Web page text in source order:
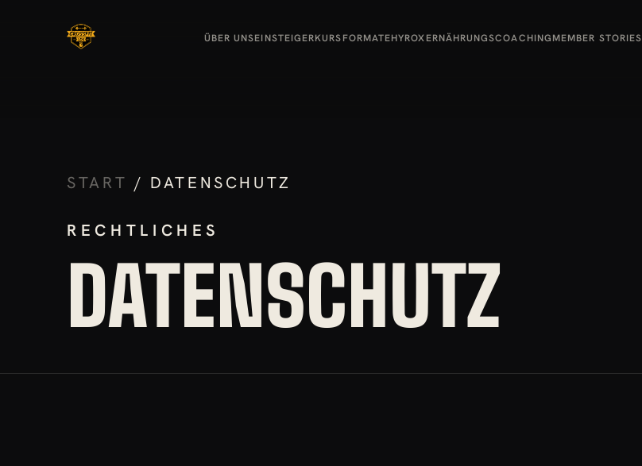
ÜBER UNSEINSTEIGERKURSFORMATEHYROXERNÄHRUNGSCOACHINGMEMBER STORIES
START / DATENSCHUTZ
RECHTLICHES
DATENSCHUTZ